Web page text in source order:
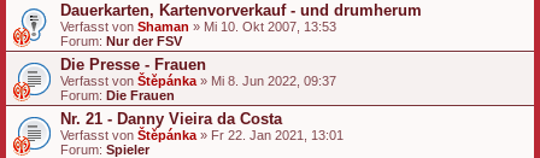
Dauerkarten, Kartenvorverkauf - und drumherum
Verfasst von Shaman » Mi 10. Okt 2007, 13:53
Forum: Nur der FSV
Die Presse - Frauen
Verfasst von Štěpánka » Mi 8. Jun 2022, 09:37
Forum: Die Frauen
Nr. 21 - Danny Vieira da Costa
Verfasst von Štěpánka » Fr 22. Jan 2021, 13:01
Forum: Spieler